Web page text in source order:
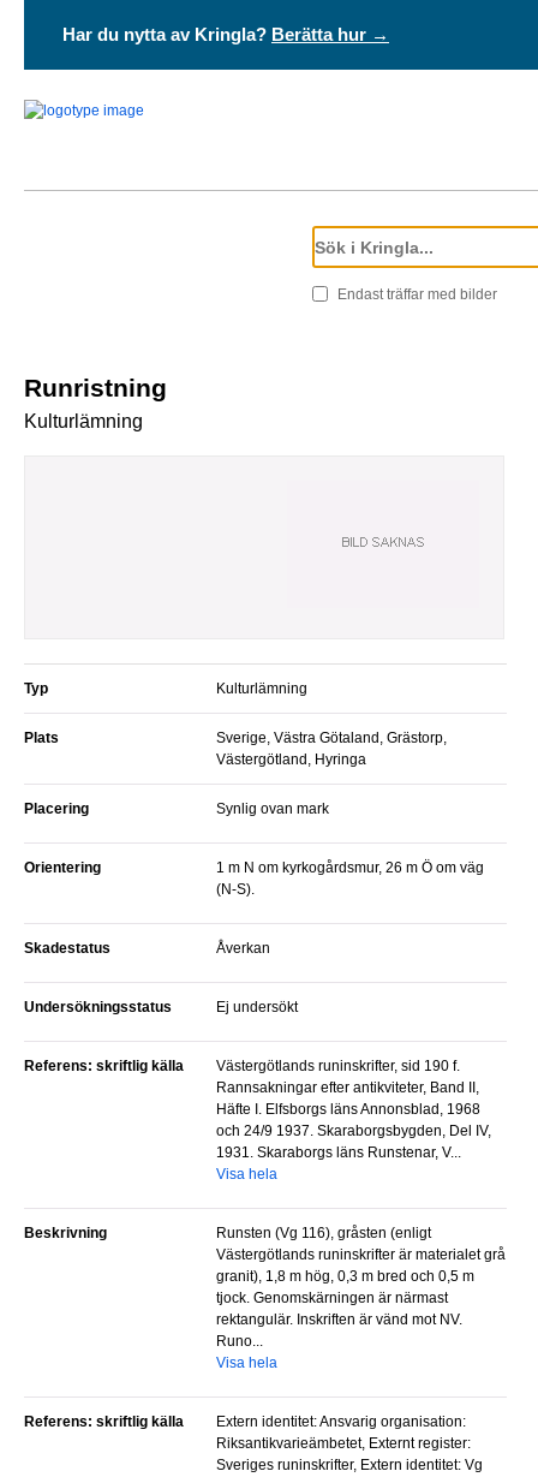
Har du nytta av Kringla? Berätta hur →
Endast träffar med bilder
Runristning
Kulturlämning
Typ Kulturlämning
Plats
Sverige, Västra Götaland, Grästorp,
Västergötland, Hyringa
Placering Synlig ovan mark
Orientering
1 m N om kyrkogårdsmur, 26 m Ö om väg
(N-S).
Skadestatus Åverkan
Undersökningsstatus Ej undersökt
Referens: skriftlig källa
Västergötlands runinskrifter, sid 190 f.
Rannsakningar efter antikviteter, Band II,
Häfte I. Elfsborgs läns Annonsblad, 1968
och 24/9 1937. Skaraborgsbygden, Del IV,
1931. Skaraborgs läns Runstenar, V...
Visa hela
Beskrivning
Runsten (Vg 116), gråsten (enligt
Västergötlands runinskrifter är materialet grå
granit), 1,8 m hög, 0,3 m bred och 0,5 m
tjock. Genomskärningen är närmast
rektangulär. Inskriften är vänd mot NV.
Runo...
Visa hela
Referens: skriftlig källa
Extern identitet: Ansvarig organisation:
Riksantikvarieämbetet, Externt register:
Sveriges runinskrifter, Extern identitet: Vg